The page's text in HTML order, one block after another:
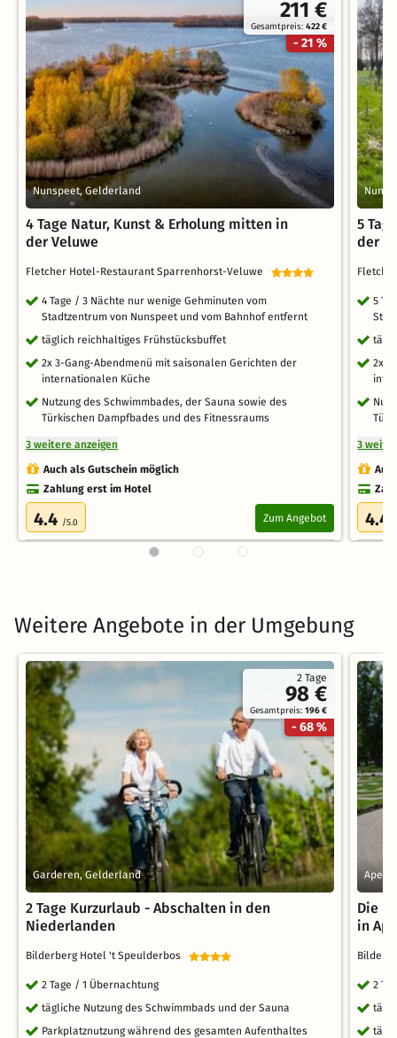
211 €
Gesamtpreis:422 €
- 21 %
Nunspeet, Gelderland
4 Tage Natur, Kunst & Erholung mitten in
der Veluwe
Fletcher Hotel-Restaurant Sparrenhorst-Veluwe
4 Tage / 3 Nächte nur wenige Gehminuten vom
Stadtzentrum von Nunspeet und vom Bahnhof entfernt
täglich reichhaltiges Frühstücksbuffet
2x 3-Gang-Abendmenü mit saisonalen Gerichten der
internationalen Küche
Nutzung des Schwimmbades, der Sauna sowie des
Türkischen Dampfbades und des Fitnessraums
3 weitere anzeigen
Auch als Gutschein möglich
Zahlung erst im Hotel
4.4 /5.0 Zum Angebot
5
der
5
2x3-
3
4.4
Weitere Angebote in der Umgebung
2 Tage
98 €
Gesamtpreis:196 €
- 68 %
Garderen, Gelderland
2 Tage Kurzurlaub - Abschalten in den
Niederlanden
Bilderberg Hotel 't Speulderbos
2 Tage / 1 Übernachtung
tägliche Nutzung des Schwimmbads und der Sauna
Parkplatznutzung während des gesamten Aufenthaltes
Die
in
2